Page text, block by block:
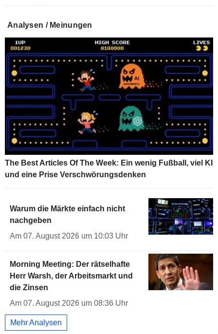
GERMANY 1Y CASH
Analysen / Meinungen
The Best Articles Of The Week: Ein wenig Fußball, viel KI
und eine Prise Verschwörungsdenken
Warum die Märkte einfach nicht
nachgeben
Am 07. August 2026 um 10:03 Uhr
Morning Meeting: Der rätselhafte
Herr Warsh, der Arbeitsmarkt und
die Zinsen
Am 07. August 2026 um 08:36 Uhr
Mehr Analysen